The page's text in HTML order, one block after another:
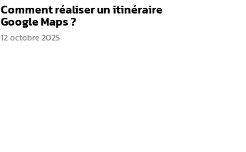
Comment réaliser un itinéraire
Google Maps ?
12 octobre 2025